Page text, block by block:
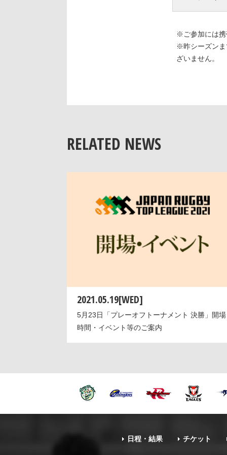
※ご参加には携
※昨シーズンま
ざいません。
RELATED NEWS
2021.05.19[WED]
5月23日「プレーオフトーナメント 決勝」開場
時間・イベント等のご案内
日程・結果 チケット